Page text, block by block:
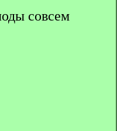
совсем